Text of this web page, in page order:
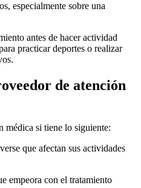
especialmente sobre una
antes de hacer actividad
practicar deportes o realizar
de atención
médica si tiene lo siguiente:
que afectan sus actividades
empeora con el tratamiento